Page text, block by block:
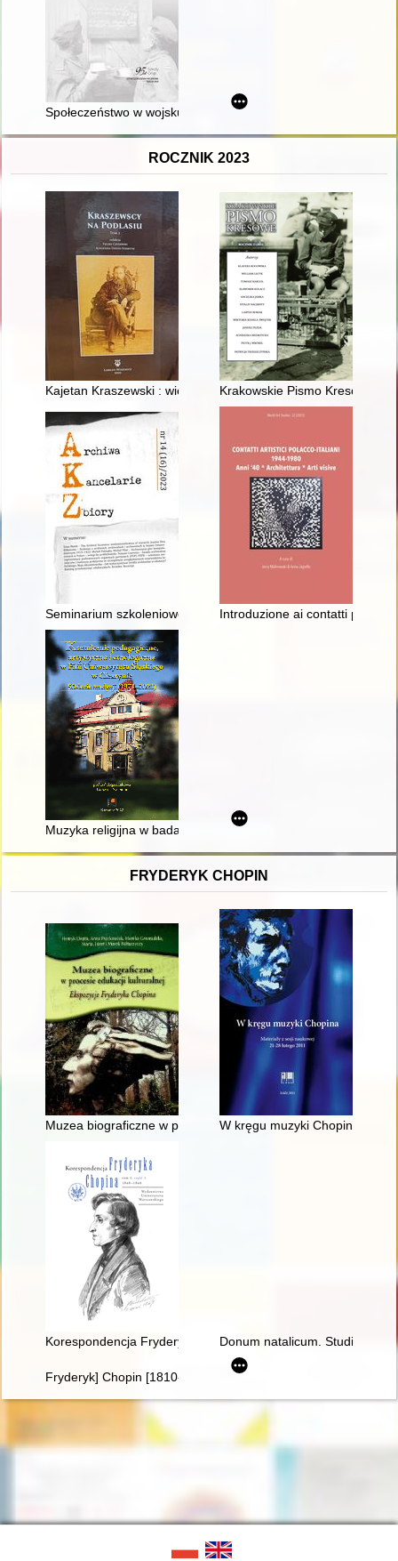
Społeczeństwo w wojsku, wojsko w społeczeństwie w XIX i
ROCZNIK 2023
Kajetan Kraszewski : wielki brat jeszcze większego Józefa
Krakowskie Pismo Kresowe.
Seminarium szkoleniowe Sekcji Archiwów Instytucji
Introduzione ai contatti
Muzyka religijna w badaniach naukowych Instytutu Muzyki
FRYDERYK CHOPIN
Muzea biograficzne w procesie edukacji kulturalnej.
W kręgu muzyki Chopina.
Korespondencja Fryderyka Chopina. T. 3 cz. 3,
Donum natalicum. Studia
Fryderyk] Chopin [1810-1849]